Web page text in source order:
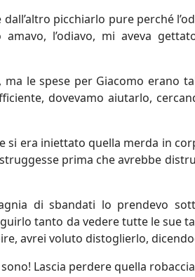
picchiarlo pure perché
l’odiavo, mi aveva
le spese per Giacomo erano
dovevamo aiutarlo,
si era iniettato quella merda in
prima che avrebbe
di sbandati lo prendevo
tanto da vedere tutte le sue
avrei voluto distoglierlo,
Lascia perdere quella